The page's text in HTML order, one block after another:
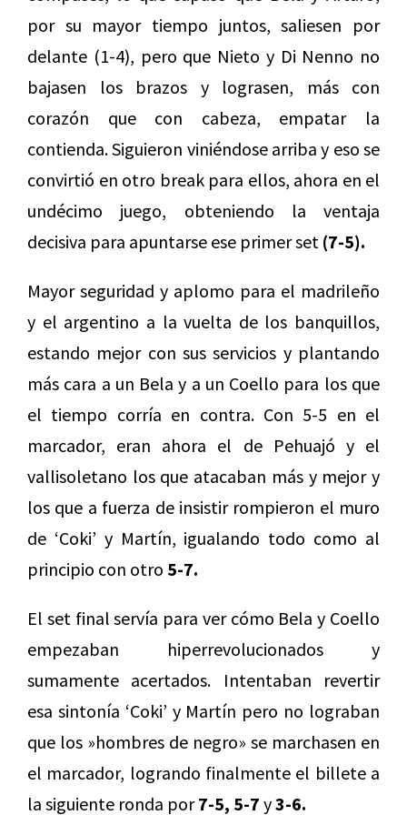
por su mayor tiempo juntos, saliesen por
delante (1-4), pero que Nieto y Di Nenno no
bajasen los brazos y lograsen, más con
corazón que con cabeza, empatar la
contienda. Siguieron viniéndose arriba y eso se
convirtió en otro break para ellos, ahora en el
undécimo juego, obteniendo la ventaja
decisiva para apuntarse ese primer set (7-5).
Mayor seguridad y aplomo para el madrileño
y el argentino a la vuelta de los banquillos,
estando mejor con sus servicios y plantando
más cara a un Bela y a un Coello para los que
el tiempo corría en contra. Con 5-5 en el
marcador, eran ahora el de Pehuajó y el
vallisoletano los que atacaban más y mejor y
los que a fuerza de insistir rompieron el muro
de ‘Coki’ y Martín, igualando todo como al
principio con otro 5-7.
El set final servía para ver cómo Bela y Coello
empezaban hiperrevolucionados y
sumamente acertados. Intentaban revertir
esa sintonía ‘Coki’ y Martín pero no lograban
que los »hombres de negro» se marchasen en
el marcador, logrando finalmente el billete a
la siguiente ronda por7-5, 5-7 y3-6.